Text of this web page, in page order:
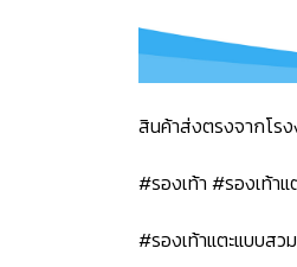
สินค้าส่งตรงจากโร
#รองเท้า #รองเท้า
#รองเท้าแตะแบบส